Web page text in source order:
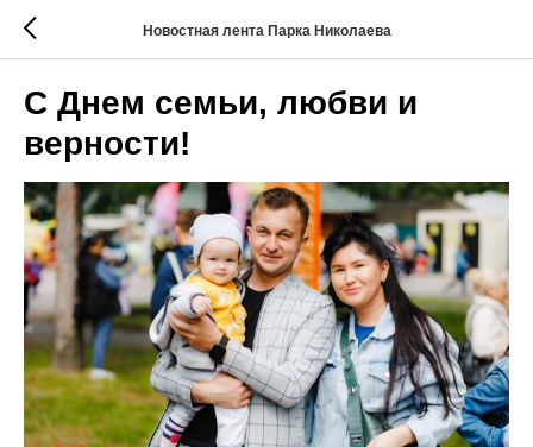
Новостная лента Парка Николаева
С Днем семьи, любви и
верности!